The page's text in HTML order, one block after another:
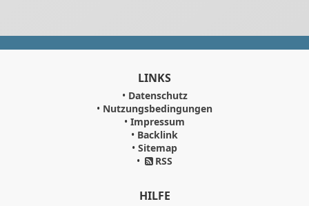
LINKS
• Datenschutz
• Nutzungsbedingungen
• Impressum
• Backlink
• Sitemap
•
RSS
HILFE